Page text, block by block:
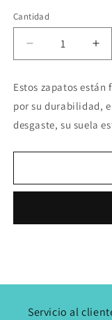
Cantidad
Reducir
cantidad
Mafalda
Blenda
Talco
Estos zapatos
por su durabilidad,
desgaste,su suela
Servicio al